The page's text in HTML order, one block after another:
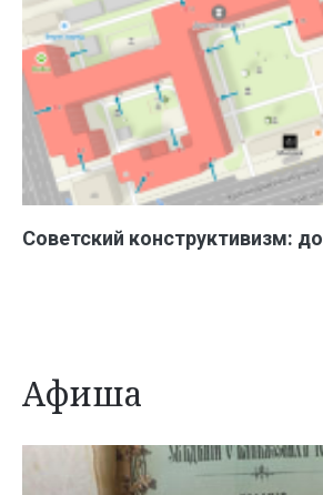
Советский конструктивизм:
Афиша